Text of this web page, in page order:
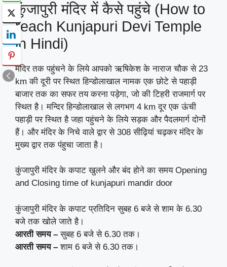
कुंजापुरी मंदिर में कैसे पहुंचे (How to
reach Kunjapuri Devi Temple
in Hindi)
मंदिर तक पहुंचने के लिये आपको ऋषिकेश के नाराज चौक से 23
km की दूरी पर स्थित हिन्डोलाखाल नामक एक छोटे से पहाड़ी
बाजार तक का सफर तय करना पड़ेगा, जो की टिहरी राजमार्ग पर
स्थित है। मन्दिर हिन्डोलाखाल से लगभग 4 km दूर एक ऊंची
पहाड़ी पर स्थित है जहा पहुंचने के लिये सड़क और पैदलमार्ग दोनों
हैं। और मंदिर के निचे वाले द्वार से 308 सीढ़ियां चढ़कर मंदिर के
मुख्य द्वार तक पंहुचा जाता है।
कुंजापुरी मंदिर के कपाट खुलने और बंद होने का समय Opening
and Closing time of kunjapuri mandir door
कुंजापुरी मंदिर के कपाट प्रतिदिन सुबह 6 बजे से शाम के 6.30
बजे तक खोले जाते है।
आरती समय – सुबह 6 बजे से 6.30 तक।
आरती समय – शाम 6 बजे से 6.30 तक।